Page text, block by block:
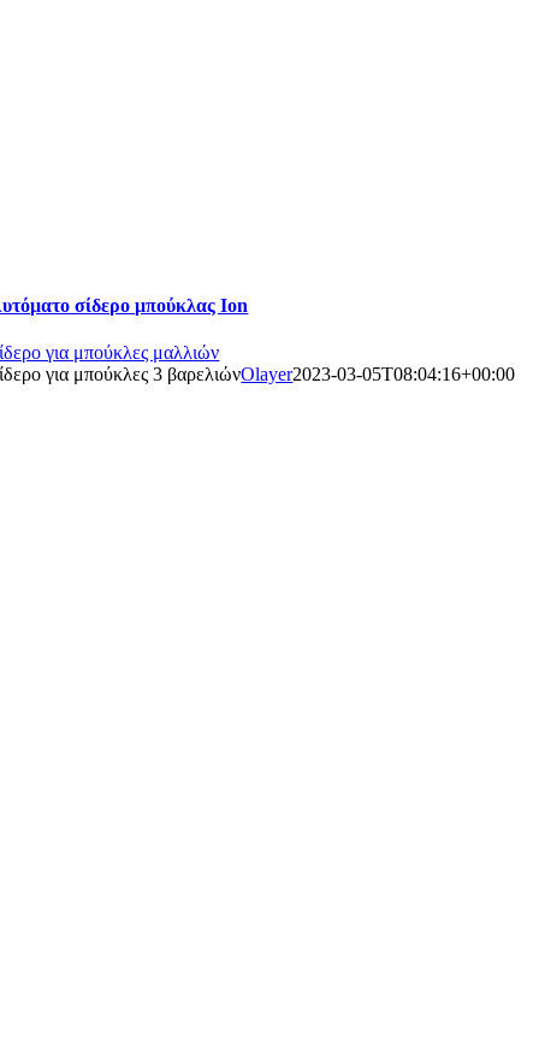
σίδερο μπούκλας Ion
για μπούκλες μαλλιών
για μπούκλες 3 βαρελιώνOlayer2023-03-05T08:04:16+00:00